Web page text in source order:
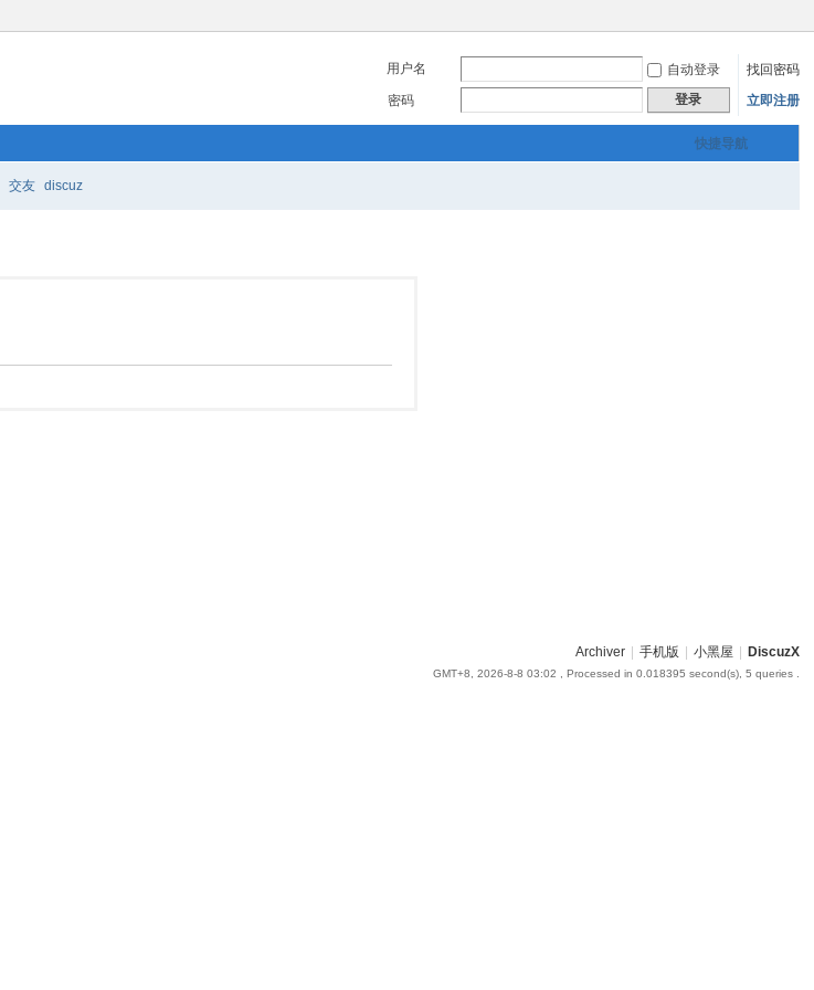
用户名 自动登录
找回密码
密码
登录 立即注册
快捷导航
交友 discuz
Archiver 手机版 小黑屋 DiscuzX
GMT+8, 2026-8-8 03:02 , Processed in 0.018395 second(s), 5 queries .